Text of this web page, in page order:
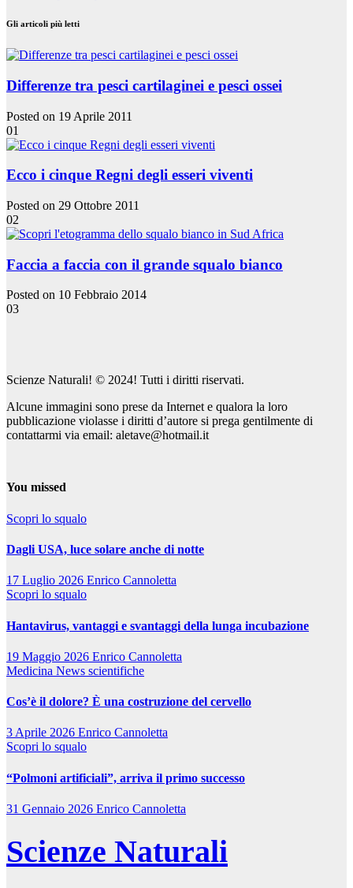
Gli articoli più letti
Differenze tra pesci cartilaginei e pesci ossei
Posted on 19 Aprile 2011
01
Ecco i cinque Regni degli esseri viventi
Posted on 29 Ottobre 2011
02
Faccia a faccia con il grande squalo bianco
Posted on 10 Febbraio 2014
03
Scienze Naturali! © 2024! Tutti i diritti riservati.
Alcune immagini sono prese da Internet e qualora la loro
pubblicazione violasse i diritti d’autore si prega gentilmente di
contattarmi via email: aletave@hotmail.it
You missed
Scopri lo squalo
Dagli USA, luce solare anche di notte
17 Luglio 2026 Enrico Cannoletta
Scopri lo squalo
Hantavirus, vantaggi e svantaggi della lunga incubazione
19 Maggio 2026 Enrico Cannoletta
Medicina News scientifiche
Cos’è il dolore? È una costruzione del cervello
3 Aprile 2026 Enrico Cannoletta
Scopri lo squalo
“Polmoni artificiali”, arriva il primo successo
31 Gennaio 2026 Enrico Cannoletta
Scienze Naturali